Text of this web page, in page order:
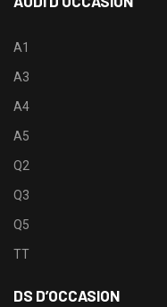
A1
A3
A4
A5
Q2
Q3
Q5
TT
DS D’OCCASION